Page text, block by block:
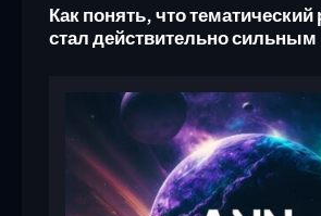
Как понять, что тематический
стал действительно сильным